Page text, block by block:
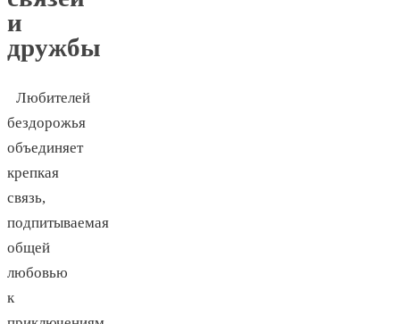
и
дружбы
Любителей
бездорожья
объединяет
крепкая
связь,
подпитываемая
общей
любовью
к